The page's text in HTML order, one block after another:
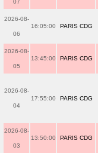
07
2026-08-
06
16:05:00 PARIS CDG
2026-08-
05
13:45:00 PARIS CDG
2026-08-
04
17:55:00 PARIS CDG
2026-08-
03
13:50:00 PARIS CDG